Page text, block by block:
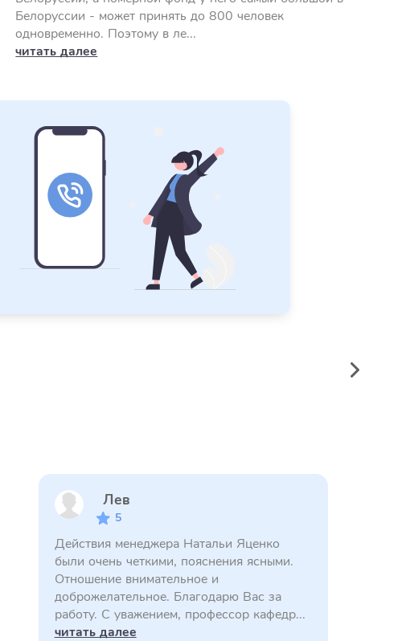
Белоруссии - может принять до 800 человек
одновременно. Поэтому в ле...
читать далее
Лев
5
Действия менеджера Натальи Яценко
были очень четкими, пояснения ясными.
Отношение внимательное и
доброжелательное. Благодарю Вас за
работу. С уважением, профессор кафедр...
читать далее